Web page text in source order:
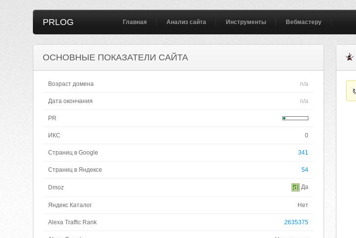
PRLOG Главная Анализ сайта Инструменты Вебмастеру
ОСНОВНЫЕ ПОКАЗАТЕЛИ САЙТА
Возраст домена n/a
Дата окончания n/a
PR
ИКС 0
Страниц в Google 341
Страниц в Яндексе 54
Dmoz Да
Яндекс Каталог Нет
Alexa Traffic Rank 2635375